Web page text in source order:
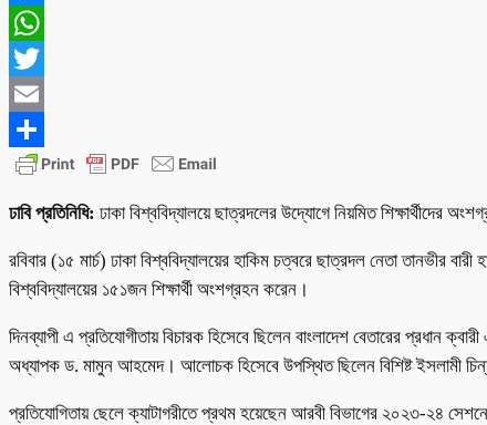
Messenger
WhatsApp
Twitter
Email
Share
ঢাবি প্রতিনিধি: ঢাকা বিশ্ববিদ্যালয়ে ছাত্রদলের উদ্যোগে নিয়মিত শিক্ষার্থীদের
রবিবার (১৫ মার্চ) ঢাকা বিশ্ববিদ্যালয়ের হাকিম চত্বরে ছাত্রদল নেতা
বিশ্ববিদ্যালয়ের ১৫১জন শিক্ষার্থী অংশগ্রহন করেন।
দিনব্যাপী এ প্রতিযোগীতায় বিচারক হিসেবে ছিলেন বাংলাদেশ বেতারের প্রধান
অধ্যাপক ড. মামুন আহমেদ। আলোচক হিসেবে উপস্থিত ছিলেন বিশিষ্ট ইসলামী
প্রতিযোগিতায় ছেলে ক্যাটাগরীতে প্রথম হয়েছেন আরবী বিভাগের ২০২৩-২৪